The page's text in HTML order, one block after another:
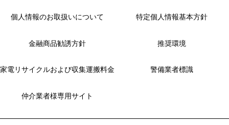
個人情報のお取扱いについて 特定個人情報基本方針
金融商品勧誘方針 推奨環境
家電リサイクルおよび収集運搬料金 警備業者標識
仲介業者様専用サイト